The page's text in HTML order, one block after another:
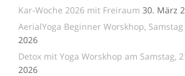
Kar-Woche 2026 mit Freiraum 30. März
AerialYoga Beginner Worskhop,
2026
Detox mit Yoga Worskhop am Samstag,
2026